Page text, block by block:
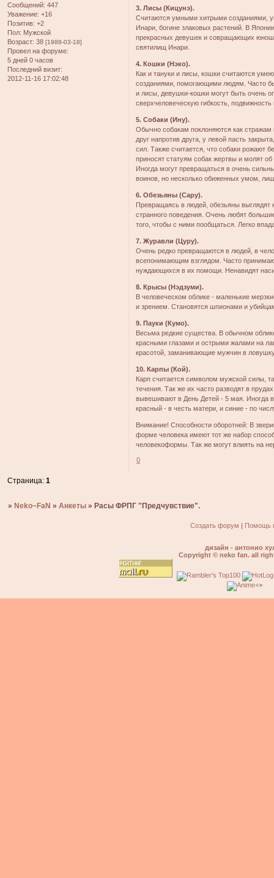
Сообщений: 447
Уважение: +16
Позитив: +2
Пол: Мужской
Возраст: 38 [1988-03-18]
Провел на форуме:
5 дней 0 часов
Последний визит:
2012-11-16 17:02:48
3. Лисы (Кицунэ).
Считаются умными хитрыми созданиями,
Инари, богине злаковых растений. В
прекрасных девушек и совращающих
святилищ Инари.
4. Кошки (Нэко).
Как и тануки и лисы, кошки считаются
созданиями, помогающими людям. Часто
и лисы, девушки-кошки могут быть очень
сверхчеловеческую гибкость,
5. Собаки (Ину).
Обычно собакам поклоняются как
друг напротив друга, у левой пасть
сил. Также считается, что собаки рожают
приносят статуям собак жертвы и молят
Иногда могут превращаться в очень
воинов, но несколько обиженных умом,
6. Обезьяны (Сару).
Превращаясь в людей, обезьяны
странного поведения. Очень любят
того, чтобы с ними пообщаться. Легко
7. Журавли (Цуру).
Очень редко превращаются в людей, в
всепонимающим взглядом. Часто
нуждающихся в их помощи. Ненавидят
8. Крысы (Нэдзуми).
В человеческом облике - маленькие
и зрением. Становятся шпионами и
9. Пауки (Кумо).
Весьма редкие существа. В обычном
красными глазами и острыми жалами на
красотой, заманивающие мужчин в
10. Карпы (Кой).
Карп считается символом мужской силы,
течения. Так же их часто разводят в
вывешивают в День Детей - 5 мая. Иногда
красный - в честь матери, и синие - по
Внимание! Способности оборотней: В
форме человека имеют тот же набор
человекоформы. Так же могут влиять на
0
Страница:1
» Neko~FaN »Анкеты » Расы ФРПГ "Предчувствие".
Создать форум | Помощь
дизайн - антонио
Copyright © neko fan. all
>